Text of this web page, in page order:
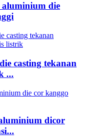
die
casting tekanan
...
dicor